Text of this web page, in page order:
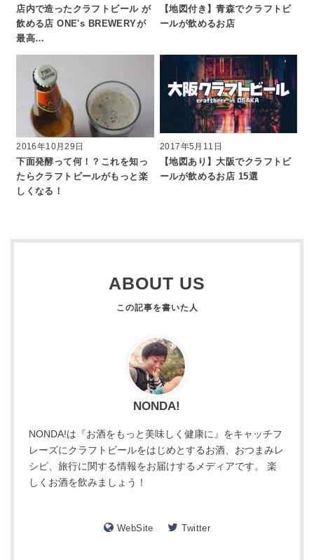
店内で造ったクラフトビール が
飲める店 ONE's BREWERYが
最高…
【地図付き】青森でクラフトビ
ールが飲めるお店
2016年10月29日
下面発酵って何！？これを知っ
たらクラフトビールがもっと楽
しくなる！
2017年5月11日
【地図あり】大阪でクラフトビ
ールが飲めるお店 15選
ABOUT US
NONDA!
NONDA!は『お酒をもっと美味しく健康に』をキャッチフ
レーズにクラフトビールをはじめとするお酒、おつまみレ
シピ、旅行に関する情報をお届けするメディアです。 楽
しくお酒を飲みましょう！
WebSite Twitter